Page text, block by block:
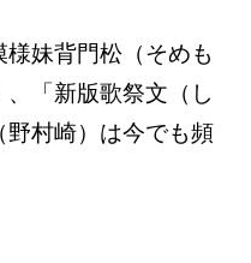
妹背門松（そめも
「新版歌祭文（し
野村崎）は今でも頻